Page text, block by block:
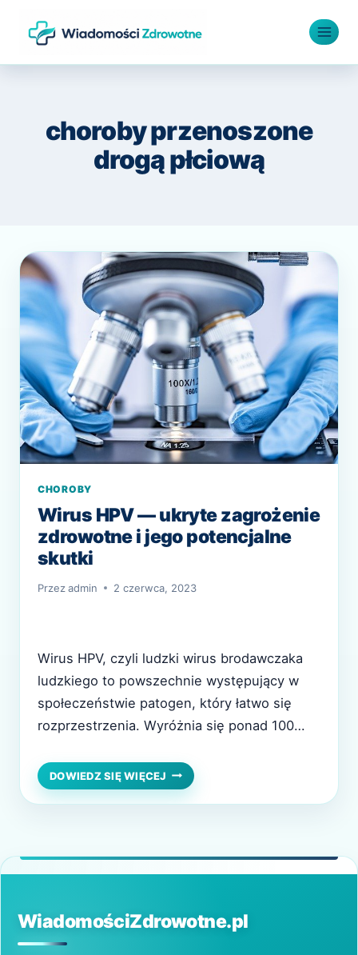
choroby przenoszone
drogą płciową
CHOROBY
Wirus HPV — ukryte zagrożenie
zdrowotne i jego potencjalne
skutki
Przezadmin 2 czerwca, 2023
Wirus HPV, czyli ludzki wirus brodawczaka
ludzkiego to powszechnie występujący w
społeczeństwie patogen, który łatwo się
rozprzestrzenia. Wyróżnia się ponad 100
odpowiada za rozwój nowotworów w
organizmie. Jakie są najczęstsze objawy
Charakterystyka wirusa HPV Objawy wirusa
DOWIEDZ SIĘ WIĘCEJ WIRUS
HPV
—
SKUTKI
WiadomościZdrowotne.pl